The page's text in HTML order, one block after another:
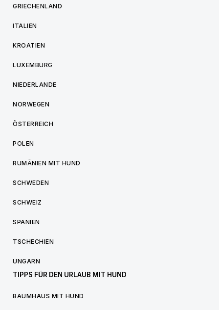
GRIECHENLAND
ITALIEN
KROATIEN
LUXEMBURG
NIEDERLANDE
NORWEGEN
ÖSTERREICH
POLEN
RUMÄNIEN MIT HUND
SCHWEDEN
SCHWEIZ
SPANIEN
TSCHECHIEN
UNGARN
TIPPS FÜR DEN URLAUB MIT HUND
BAUMHAUS MIT HUND